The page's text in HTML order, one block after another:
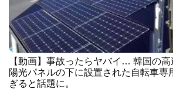
【動画】事故ったらヤバイ… 韓国の
陽光パネルの下に設置された自転車専
ぎると話題に。